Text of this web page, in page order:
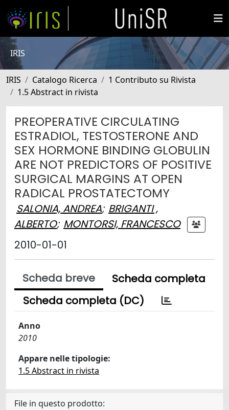
IRIS
IRIS Catalogo Ricerca
1 Contributo su Rivista
1.5 Abstract in rivista
PREOPERATIVE CIRCULATING
ESTRADIOL, TESTOSTERONE AND
SEX HORMONE BINDING GLOBULIN
ARE NOT PREDICTORS OF POSITIVE
SURGICAL MARGINS AT OPEN
RADICAL PROSTATECTOMY
SALONIA, ANDREA; BRIGANTI ,
ALBERTO; MONTORSI, FRANCESCO
2010-01-01
Scheda breve
Scheda completa
Scheda completa (DC)
Anno
2010
Appare nelle tipologie:
1.5 Abstract in rivista
File in questo prodotto: